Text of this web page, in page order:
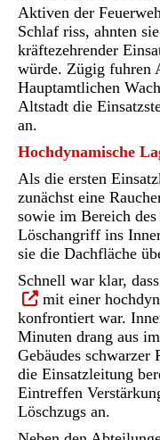
Aktiven der
Schlaf riss, ahnten
kräftezehrender
würde. Zügig fuhren
Hauptamtlichen
Altstadt die
an.
Hochdynamische
Als die ersten
zunächst eine
sowie im Bereich
Löschangriff ins
sie die Dachfläche
Schnell war klar,
mit einer
konfrontiert war.
Minuten drang aus
Gebäudes schwarzer
die Einsatzleitung
Eintreffen
Löschzugs an.